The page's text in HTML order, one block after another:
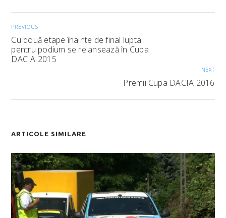
PREVIOUS
Cu două etape înainte de final lupta
pentru podium se relansează în Cupa
DACIA 2015
NEXT
Premii Cupa DACIA 2016
ARTICOLE SIMILARE